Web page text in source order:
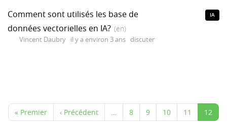
Comment sont utilisés les base de
données vectorielles en IA? (en)
Vincent Daubry il y a environ 3 ans discuter
IA
« Premier ‹ Précédent 8 9 10 11 12